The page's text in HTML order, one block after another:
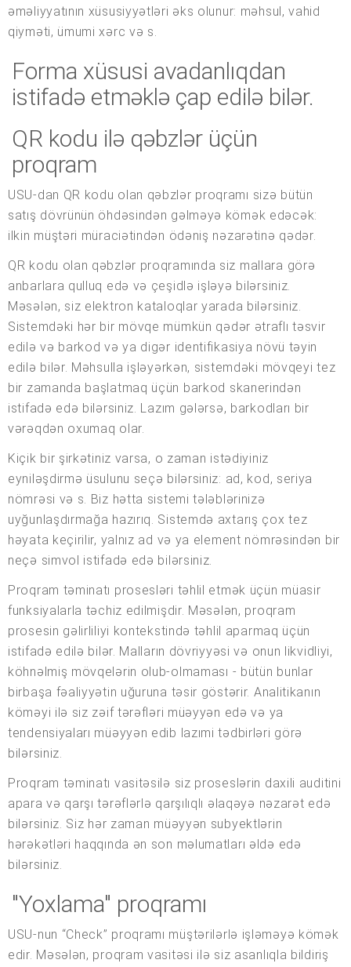
əməliyyatının xüsusiyyətləri əks olunur: məhsul, vahid
qiyməti, ümumi xərc və s.
Forma xüsusi avadanlıqdan
istifadə etməklə çap edilə bilər.
QR kodu ilə qəbzlər üçün
proqram
USU-dan QR kodu olan qəbzlər proqramı sizə bütün
satış dövrünün öhdəsindən gəlməyə kömək edəcək:
ilkin müştəri müraciətindən ödəniş nəzarətinə qədər.
QR kodu olan qəbzlər proqramında siz mallara görə
anbarlara qulluq edə və çeşidlə işləyə bilərsiniz.
Məsələn, siz elektron kataloqlar yarada bilərsiniz.
Sistemdəki hər bir mövqe mümkün qədər ətraflı təsvir
edilə və barkod və ya digər identifikasiya növü təyin
edilə bilər. Məhsulla işləyərkən, sistemdəki mövqeyi tez
bir zamanda başlatmaq üçün barkod skanerindən
istifadə edə bilərsiniz. Lazım gələrsə, barkodları bir
vərəqdən oxumaq olar.
Kiçik bir şirkətiniz varsa, o zaman istədiyiniz
eyniləşdirmə üsulunu seçə bilərsiniz: ad, kod, seriya
nömrəsi və s. Biz hətta sistemi tələblərinizə
uyğunlaşdırmağa hazırıq. Sistemdə axtarış çox tez
həyata keçirilir, yalnız ad və ya element nömrəsindən bir
neçə simvol istifadə edə bilərsiniz.
Proqram təminatı prosesləri təhlil etmək üçün müasir
funksiyalarla təchiz edilmişdir. Məsələn, proqram
prosesin gəlirliliyi kontekstində təhlil aparmaq üçün
istifadə edilə bilər. Malların dövriyyəsi və onun likvidliyi,
köhnəlmiş mövqelərin olub-olmaması - bütün bunlar
birbaşa fəaliyyətin uğuruna təsir göstərir. Analitikanın
köməyi ilə siz zəif tərəfləri müəyyən edə və ya
tendensiyaları müəyyən edib lazımi tədbirləri görə
bilərsiniz.
Proqram təminatı vasitəsilə siz proseslərin daxili auditini
apara və qarşı tərəflərlə qarşılıqlı əlaqəyə nəzarət edə
bilərsiniz. Siz hər zaman müəyyən subyektlərin
hərəkətləri haqqında ən son məlumatları əldə edə
bilərsiniz.
"Yoxlama" proqramı
USU-nun “Check” proqramı müştərilərlə işləməyə kömək
edir. Məsələn, proqram vasitəsi ilə siz asanlıqla bildiriş